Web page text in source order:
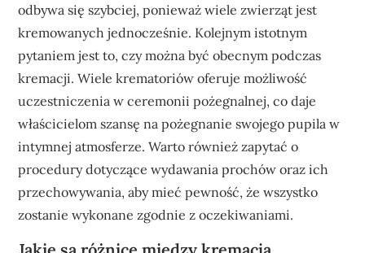
odbywa się szybciej, ponieważ wiele zwierząt jest
kremowanych jednocześnie. Kolejnym istotnym
pytaniem jest to, czy można być obecnym podczas
kremacji. Wiele krematoriów oferuje możliwość
uczestniczenia w ceremonii pożegnalnej, co daje
właścicielom szansę na pożegnanie swojego pupila w
intymnej atmosferze. Warto również zapytać o
procedury dotyczące wydawania prochów oraz ich
przechowywania, aby mieć pewność, że wszystko
zostanie wykonane zgodnie z oczekiwaniami.